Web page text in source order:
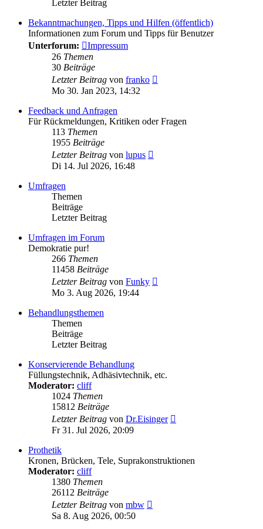
Letzter Beitrag
Bekanntmachungen, Tipps und Hilfen (öffentlich)
Informationen zum Forum und Tipps für Benutzer
Unterforum:
Impressum
26 Themen
30 Beiträge
Letzter Beitrag von franko
Mo 30. Jan 2023, 14:32
Feedback und Anfragen
Für Rückmeldungen, Kritiken oder Fragen
113 Themen
1955 Beiträge
Letzter Beitrag von lupus
Di 14. Jul 2026, 16:48
Umfragen
Themen
Beiträge
Letzter Beitrag
Umfragen im Forum
Demokratie pur!
266 Themen
11458 Beiträge
Letzter Beitrag von Funky
Mo 3. Aug 2026, 19:44
Behandlungsthemen
Themen
Beiträge
Letzter Beitrag
Konservierende Behandlung
Füllungstechnik, Adhäsivtechnik, etc.
Moderator: cliff
1024 Themen
15812 Beiträge
Letzter Beitrag von Dr.Eisinger
Fr 31. Jul 2026, 20:09
Prothetik
Kronen, Brücken, Tele, Suprakonstruktionen
Moderator: cliff
1380 Themen
26112 Beiträge
Letzter Beitrag von mbw
Sa 8. Aug 2026, 00:50